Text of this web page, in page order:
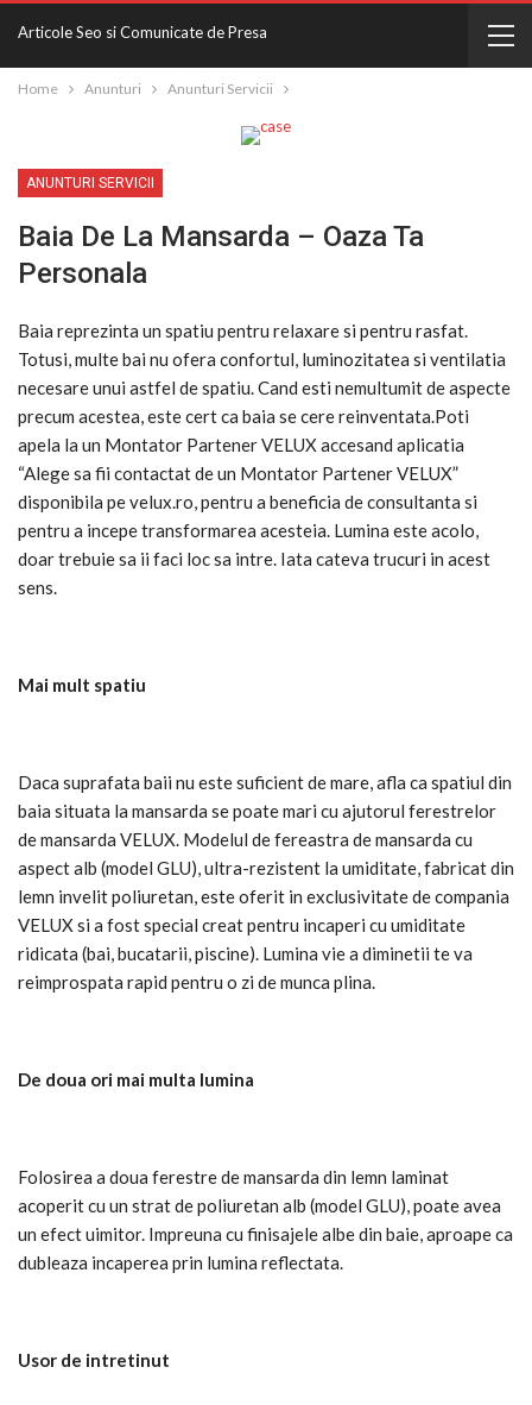
Articole Seo si Comunicate de Presa
Home Anunturi Anunturi Servicii
ANUNTURI SERVICII
Baia De La Mansarda – Oaza Ta
Personala
Baia reprezinta un spatiu pentru relaxare si pentru rasfat.
Totusi, multe bai nu ofera confortul, luminozitatea si ventilatia
necesare unui astfel de spatiu. Cand esti nemultumit de aspecte
precum acestea, este cert ca baia se cere reinventata.Poti
apela la un Montator Partener VELUX accesand aplicatia
“Alege sa fii contactat de un Montator Partener VELUX”
disponibila pe velux.ro, pentru a beneficia de consultanta si
pentru a incepe transformarea acesteia. Lumina este acolo,
doar trebuie sa ii faci loc sa intre. Iata cateva trucuri in acest
sens.
Mai mult spatiu
Daca suprafata baii nu este suficient de mare, afla ca spatiul din
baia situata la mansarda se poate mari cu ajutorul ferestrelor
de mansarda VELUX. Modelul de fereastra de mansarda cu
aspect alb (model GLU), ultra-rezistent la umiditate, fabricat din
lemn invelit poliuretan, este oferit in exclusivitate de compania
VELUX si a fost special creat pentru incaperi cu umiditate
ridicata (bai, bucatarii, piscine). Lumina vie a diminetii te va
reimprospata rapid pentru o zi de munca plina.
De doua ori mai multa lumina
Folosirea a doua ferestre de mansarda din lemn laminat
acoperit cu un strat de poliuretan alb (model GLU), poate avea
un efect uimitor. Impreuna cu finisajele albe din baie, aproape ca
dubleaza incaperea prin lumina reflectata.
Usor de intretinut